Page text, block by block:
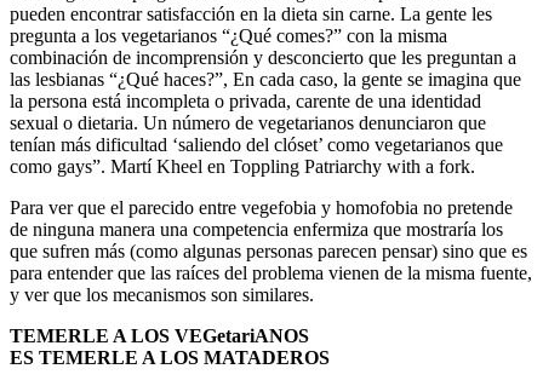
pueden encontrar satisfacción en la dieta sin carne. La gente les
pregunta a los vegetarianos “¿Qué comes?” con la misma
combinación de incomprensión y desconcierto que les preguntan a
las lesbianas “¿Qué haces?”, En cada caso, la gente se imagina que
la persona está incompleta o privada, carente de una identidad
sexual o dietaria. Un número de vegetarianos denunciaron que
tenían más dificultad ‘saliendo del clóset’ como vegetarianos que
como gays”. Martí Kheel en Toppling Patriarchy with a fork.
Para ver que el parecido entre vegefobia y homofobia no pretende
de ninguna manera una competencia enfermiza que mostraría los
que sufren más (como algunas personas parecen pensar) sino que es
para entender que las raíces del problema vienen de la misma fuente,
y ver que los mecanismos son similares.
TEMERLE A LOS VEGetariANOS
ES TEMERLE A LOS MATADEROS